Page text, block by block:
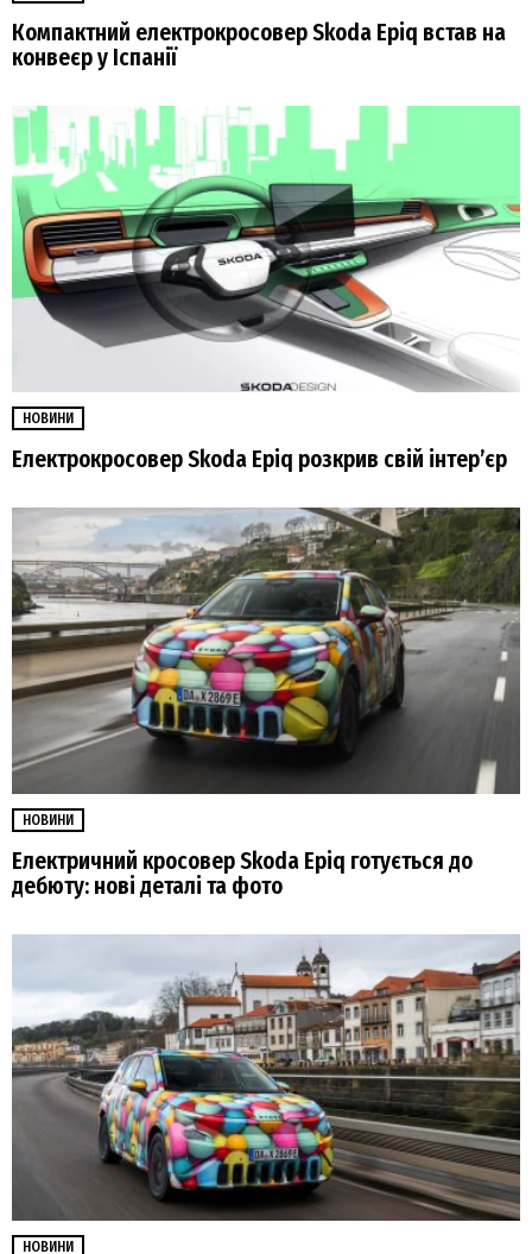
Компактний електрокросовер Skoda Epiq встав на
конвеєр у Іспанії
НОВИНИ
Електрокросовер Skoda Epiq розкрив свій інтер’єр
НОВИНИ
Електричний кросовер Skoda Epiq готується до
дебюту: нові деталі та фото
НОВИНИ